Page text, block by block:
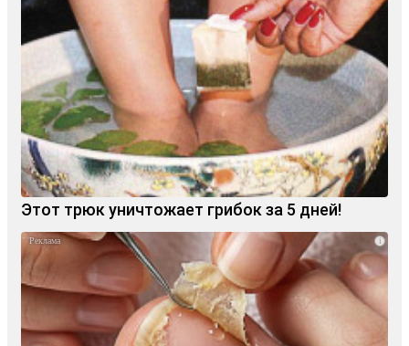
Этот трюк уничтожает грибок за 5 дней!
i